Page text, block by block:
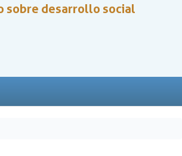
sobre desarrollo social